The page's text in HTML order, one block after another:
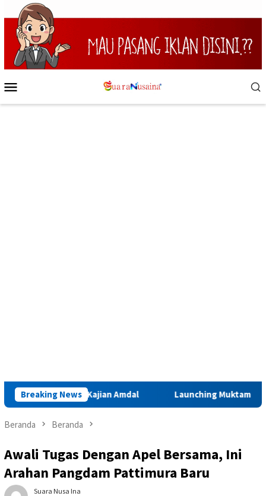
Loncat
ke
konten
Mobile
Breaking News
Perlu Kajian Amdal Launching Muktamar VIII di
Beranda Beranda
Awali Tugas Dengan Apel Bersama, Ini
Arahan Pangdam Pattimura Baru
Suara Nusa Ina